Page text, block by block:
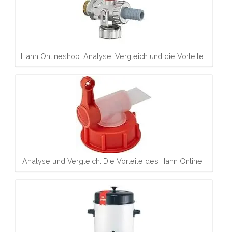
Hahn Onlineshop: Analyse, Vergleich und die Vorteile…
Analyse und Vergleich: Die Vorteile des Hahn Online…